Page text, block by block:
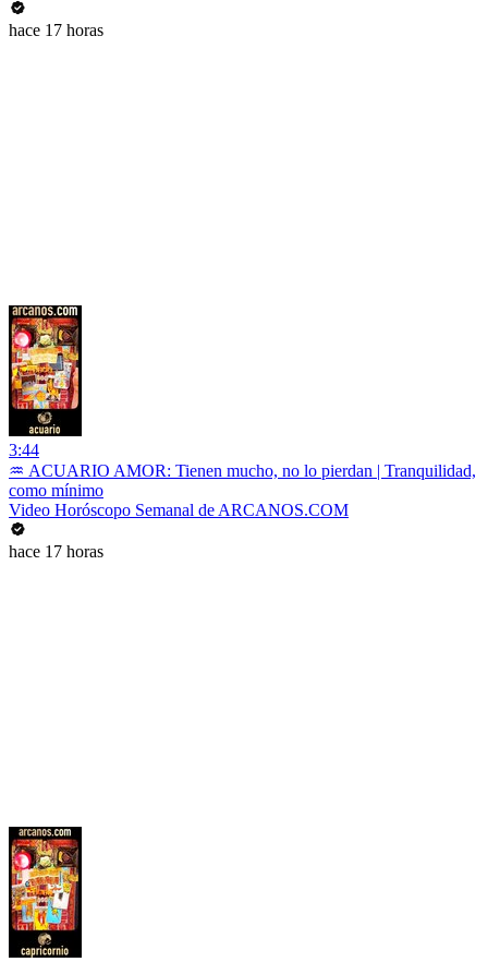
hace 17 horas
3:44
♒ ACUARIO AMOR: Tienen mucho, no lo pierdan | Tranquilidad,
como mínimo
Video Horóscopo Semanal de ARCANOS.COM
hace 17 horas